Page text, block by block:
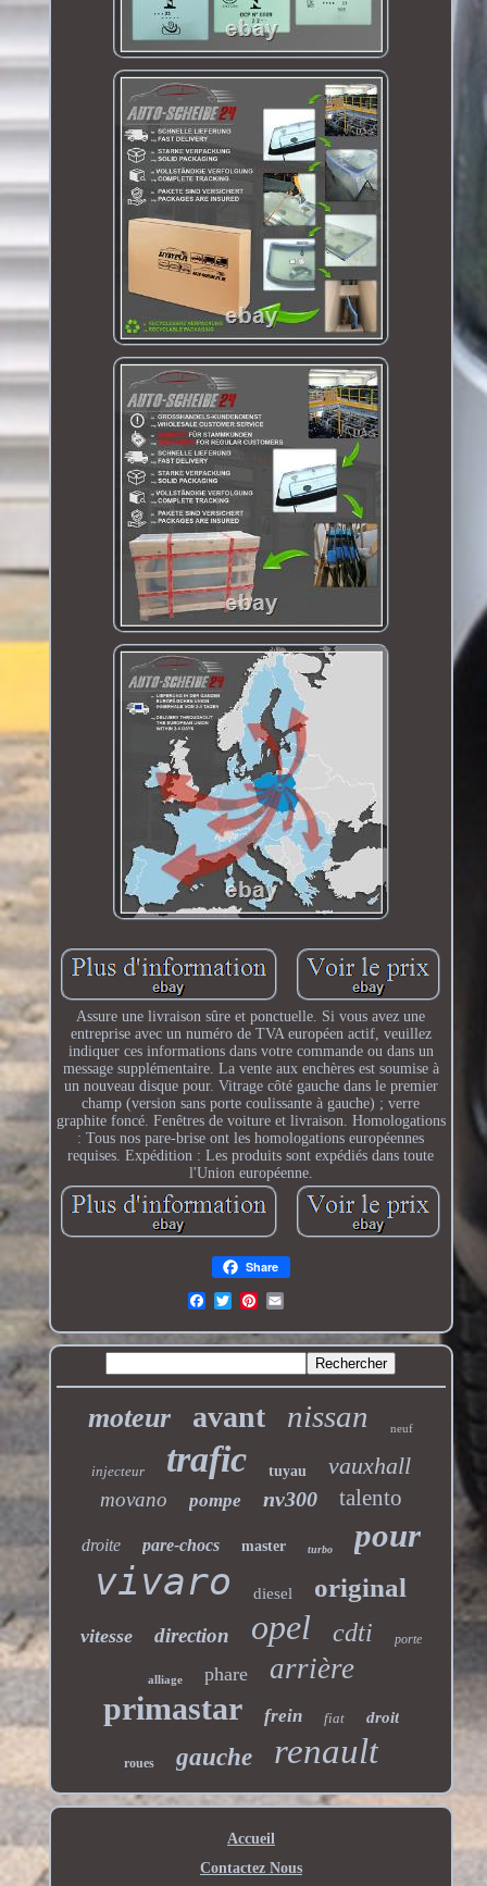
Assure une livraison sûre et ponctuelle. Si vous avez une
entreprise avec un numéro de TVA européen actif, veuillez
indiquer ces informations dans votre commande ou dans un
message supplémentaire. La vente aux enchères est soumise à
un nouveau disque pour. Vitrage côté gauche dans le premier
champ (version sans porte coulissante à gauche) ; verre
graphite foncé. Fenêtres de voiture et livraison. Homologations
: Tous nos pare-brise ont les homologations européennes
requises. Expédition : Les produits sont expédiés dans toute
l'Union européenne.
Share
moteur avant nissan neuf
injecteur trafic tuyau vauxhall
movano pompe nv300 talento
droite pare-chocs master turbo pour
vivaro diesel original
vitesse direction opel cdti porte
alliage phare arrière
primastar frein fiat droit
roues gauche renault
Accueil
Contactez Nous